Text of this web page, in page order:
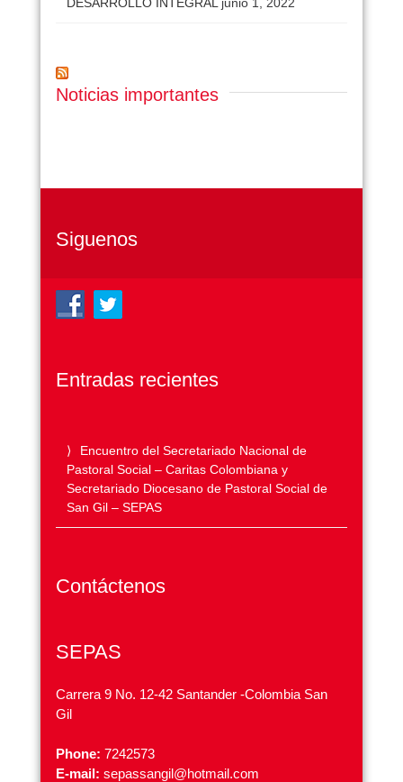
Noticias importantes
Siguenos
Entradas recientes
Encuentro del Secretariado Nacional de
Pastoral Social – Caritas Colombiana y
Secretariado Diocesano de Pastoral Social de
San Gil – SEPAS
Contáctenos
SEPAS
Carrera 9 No. 12-42 Santander -Colombia San
Gil
Phone: 7242573
E-mail: sepassangil@hotmail.com